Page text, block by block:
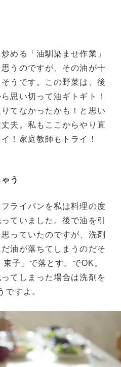
める「油馴染ませ作業」
うのですが、その油が十
うです。この野菜は、後
思い切って油ギトギト！
てなかったかも！と思い
夫。私もここからやり直
！家庭教師もトライ！
う
ライパンを私は料理の度
ていました。後で油を引
っていたのですが、洗剤
油が落ちてしまうのだそ
子」で落とす。でOK。
てしまった場合は洗剤を
ですよ。